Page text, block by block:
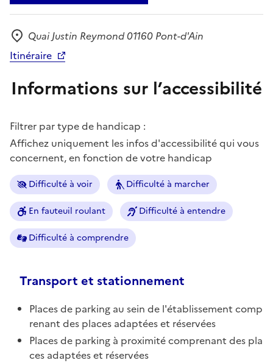
Adresse
Quai Justin Reymond 01160 Pont-d'Ain
Itinéraire
Informations sur l’accessibilité
Filtrer par type de handicap :
Affichez uniquement les infos d'accessibilité qui vous
concernent, en fonction de votre handicap
Difficulté à voir Difficulté à marcher
En fauteuil roulant Difficulté à entendre
Difficulté à comprendre
Transport et stationnement
Places de parking au sein de l'établissement comp
renant des places adaptées et réservées
Places de parking à proximité comprenant des pla
ces adaptées et réservées